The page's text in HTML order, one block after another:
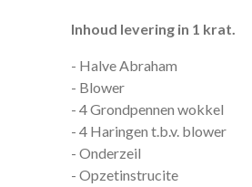
Inhoud levering in 1 krat.
- Halve Abraham
- Blower
- 4 Grondpennen wokkel
- 4 Haringen t.b.v. blower
- Onderzeil
- Opzetinstrucite